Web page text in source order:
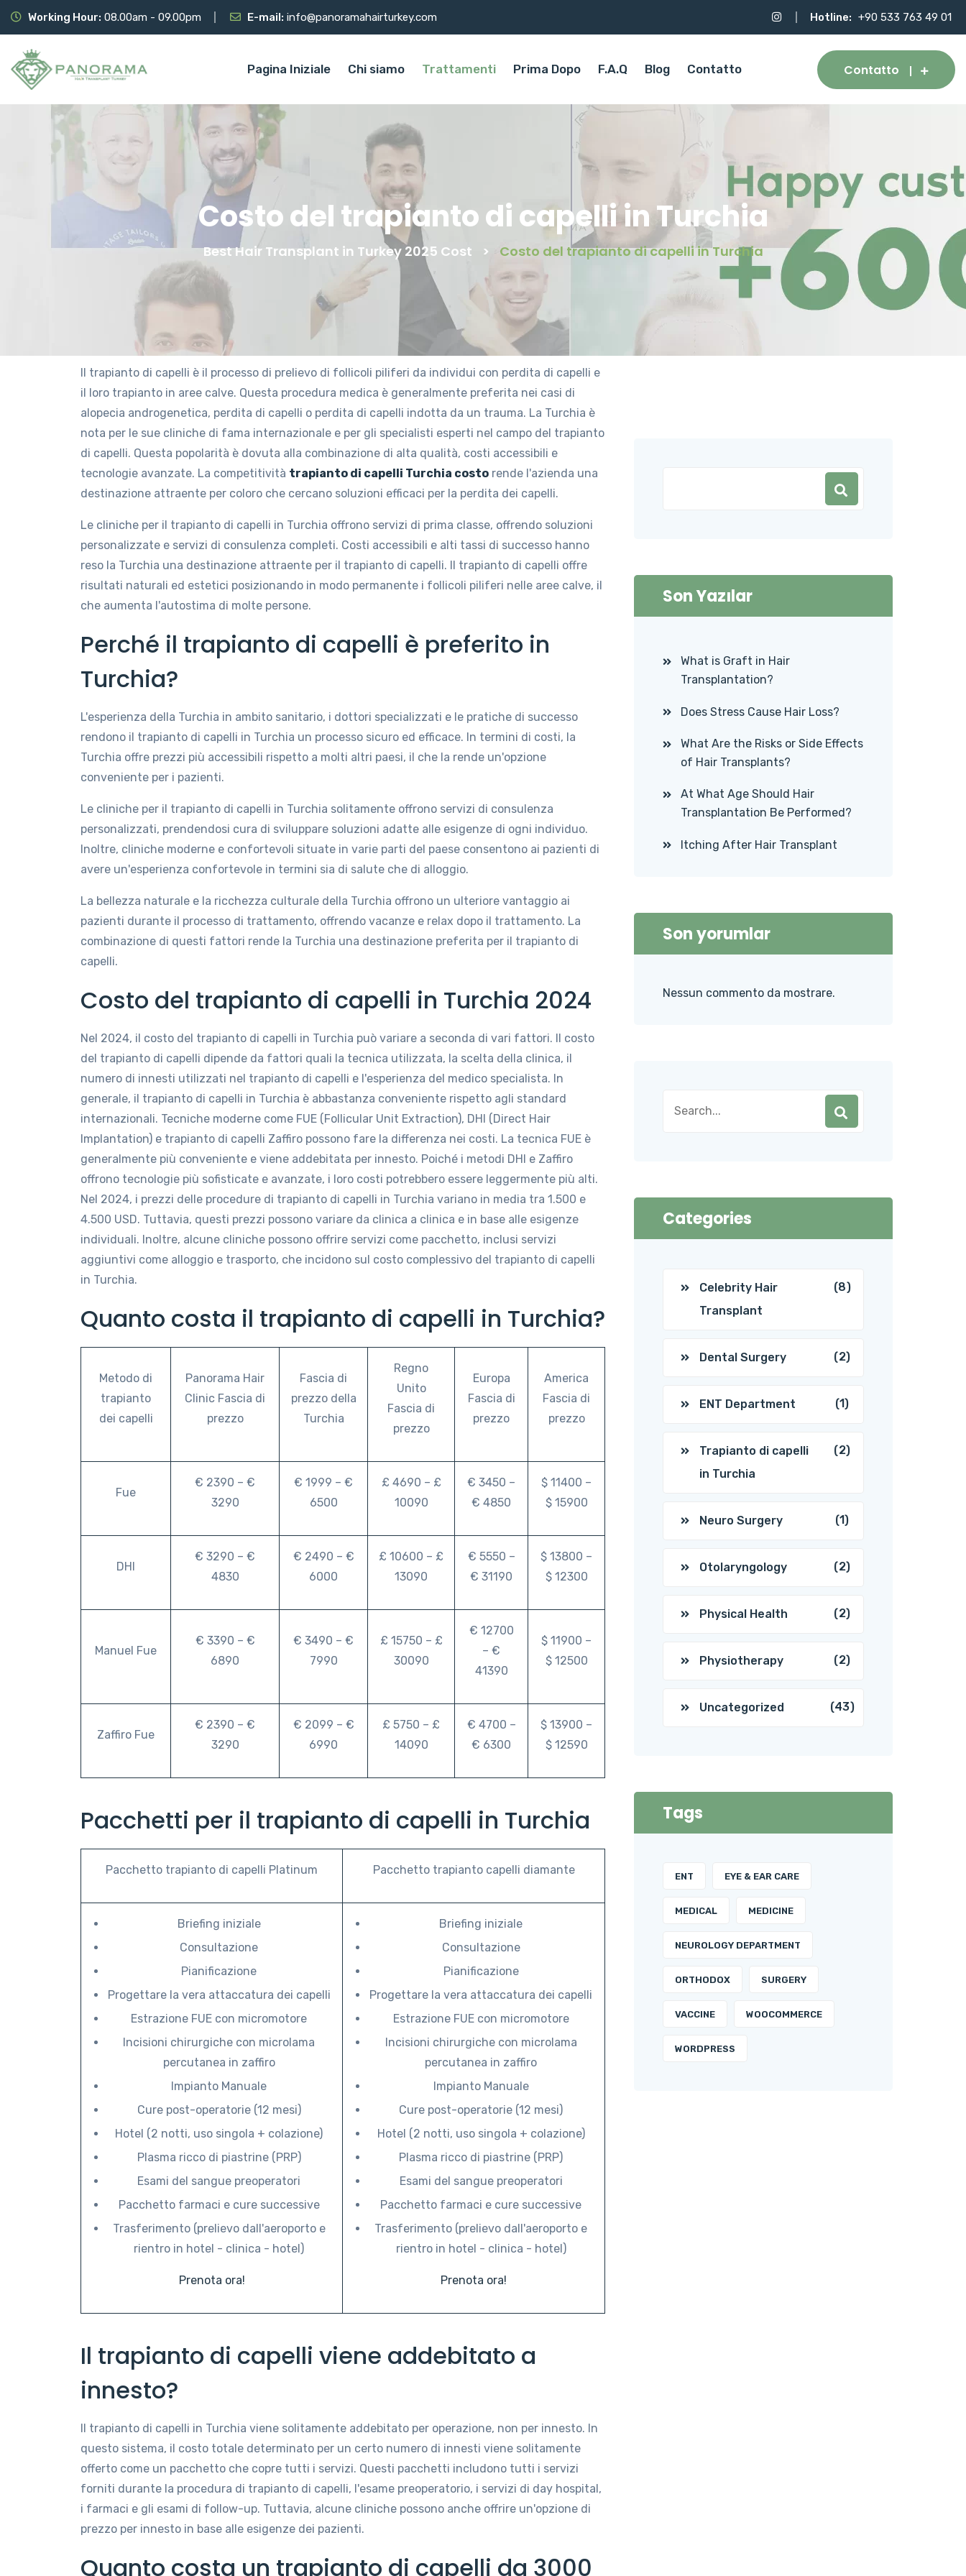
Working Hour: 08.00am - 09.00pm E-mail: info@panoramahairturkey.com Hotline: +90 533 763 49 01
Pagina Iniziale Chi siamo Trattamenti Prima Dopo F.A.Q Blog Contatto Contatto
Costo del trapianto di capelli in Turchia
Best Hair Transplant in Turkey 2025 Cost > Costo del trapianto di capelli in Turchia
Il trapianto di capelli è il processo di prelievo di follicoli piliferi da individui con perdita di capelli e
il loro trapianto in aree calve. Questa procedura medica è generalmente preferita nei casi di
alopecia androgenetica, perdita di capelli o perdita di capelli indotta da un trauma. La Turchia è
nota per le sue cliniche di fama internazionale e per gli specialisti esperti nel campo del trapianto
di capelli. Questa popolarità è dovuta alla combinazione di alta qualità, costi accessibili e
tecnologie avanzate. La competitività trapianto di capelli Turchia costo rende l'azienda una
destinazione attraente per coloro che cercano soluzioni efficaci per la perdita dei capelli.
Le cliniche per il trapianto di capelli in Turchia offrono servizi di prima classe, offrendo soluzioni
personalizzate e servizi di consulenza completi. Costi accessibili e alti tassi di successo hanno
reso la Turchia una destinazione attraente per il trapianto di capelli. Il trapianto di capelli offre
risultati naturali ed estetici posizionando in modo permanente i follicoli piliferi nelle aree calve, il
che aumenta l'autostima di molte persone.
Perché il trapianto di capelli è preferito in
Turchia?
L'esperienza della Turchia in ambito sanitario, i dottori specializzati e le pratiche di successo
rendono il trapianto di capelli in Turchia un processo sicuro ed efficace. In termini di costi, la
Turchia offre prezzi più accessibili rispetto a molti altri paesi, il che la rende un'opzione
conveniente per i pazienti.
Le cliniche per il trapianto di capelli in Turchia solitamente offrono servizi di consulenza
personalizzati, prendendosi cura di sviluppare soluzioni adatte alle esigenze di ogni individuo.
Inoltre, cliniche moderne e confortevoli situate in varie parti del paese consentono ai pazienti di
avere un'esperienza confortevole in termini sia di salute che di alloggio.
La bellezza naturale e la ricchezza culturale della Turchia offrono un ulteriore vantaggio ai
pazienti durante il processo di trattamento, offrendo vacanze e relax dopo il trattamento. La
combinazione di questi fattori rende la Turchia una destinazione preferita per il trapianto di
capelli.
Costo del trapianto di capelli in Turchia 2024
Nel 2024, il costo del trapianto di capelli in Turchia può variare a seconda di vari fattori. Il costo
del trapianto di capelli dipende da fattori quali la tecnica utilizzata, la scelta della clinica, il
numero di innesti utilizzati nel trapianto di capelli e l'esperienza del medico specialista. In
generale, il trapianto di capelli in Turchia è abbastanza conveniente rispetto agli standard
internazionali. Tecniche moderne come FUE (Follicular Unit Extraction), DHI (Direct Hair
Implantation) e trapianto di capelli Zaffiro possono fare la differenza nei costi. La tecnica FUE è
generalmente più conveniente e viene addebitata per innesto. Poiché i metodi DHI e Zaffiro
offrono tecnologie più sofisticate e avanzate, i loro costi potrebbero essere leggermente più alti.
Nel 2024, i prezzi delle procedure di trapianto di capelli in Turchia variano in media tra 1.500 e
4.500 USD. Tuttavia, questi prezzi possono variare da clinica a clinica e in base alle esigenze
individuali. Inoltre, alcune cliniche possono offrire servizi come pacchetto, inclusi servizi
aggiuntivi come alloggio e trasporto, che incidono sul costo complessivo del trapianto di capelli
in Turchia.
Quanto costa il trapianto di capelli in Turchia?
Metodo di
trapianto
dei capelli
Panorama Hair
Clinic Fascia di
prezzo
Fascia di
prezzo della
Turchia
Regno
Unito
Fascia di
prezzo
Europa
Fascia di
prezzo
America
Fascia di
prezzo
Fue
€ 2390 – €
3290
€ 1999 – €
6500
£ 4690 – £
10090
€ 3450 –
€ 4850
$ 11400 –
$ 15900
DHI
€ 3290 – €
4830
€ 2490 – €
6000
£ 10600 – £
13090
€ 5550 –
€ 31190
$ 13800 –
$ 12300
Manuel Fue
€ 3390 – €
6890
€ 3490 – €
7990
£ 15750 – £
30090
€ 12700
– €
41390
$ 11900 –
$ 12500
Zaffiro Fue
€ 2390 – €
3290
€ 2099 – €
6990
£ 5750 – £
14090
€ 4700 –
€ 6300
$ 13900 –
$ 12590
Pacchetti per il trapianto di capelli in Turchia
Pacchetto trapianto di capelli Platinum Pacchetto trapianto capelli diamante
Briefing iniziale
Consultazione
Pianificazione
Progettare la vera attaccatura dei capelli
Estrazione FUE con micromotore
Incisioni chirurgiche con microlama
percutanea in zaffiro
Impianto Manuale
Cure post-operatorie (12 mesi)
Hotel (2 notti, uso singola + colazione)
Plasma ricco di piastrine (PRP)
Esami del sangue preoperatori
Pacchetto farmaci e cure successive
Trasferimento (prelievo dall'aeroporto e
rientro in hotel - clinica - hotel)
Prenota ora!
Briefing iniziale
Consultazione
Pianificazione
Progettare la vera attaccatura dei capelli
Estrazione FUE con micromotore
Incisioni chirurgiche con microlama
percutanea in zaffiro
Impianto Manuale
Cure post-operatorie (12 mesi)
Hotel (2 notti, uso singola + colazione)
Plasma ricco di piastrine (PRP)
Esami del sangue preoperatori
Pacchetto farmaci e cure successive
Trasferimento (prelievo dall'aeroporto e
rientro in hotel - clinica - hotel)
Prenota ora!
Il trapianto di capelli viene addebitato a
innesto?
Il trapianto di capelli in Turchia viene solitamente addebitato per operazione, non per innesto. In
questo sistema, il costo totale determinato per un certo numero di innesti viene solitamente
offerto come un pacchetto che copre tutti i servizi. Questi pacchetti includono tutti i servizi
forniti durante la procedura di trapianto di capelli, l'esame preoperatorio, i servizi di day hospital,
i farmaci e gli esami di follow-up. Tuttavia, alcune cliniche possono anche offrire un'opzione di
prezzo per innesto in base alle esigenze dei pazienti.
Quanto costa un trapianto di capelli da 3000
Son Yazılar
What is Graft in Hair
Transplantation?
Does Stress Cause Hair Loss?
What Are the Risks or Side Effects
of Hair Transplants?
At What Age Should Hair
Transplantation Be Performed?
Itching After Hair Transplant
Son yorumlar
Nessun commento da mostrare.
Categories
Celebrity Hair
Transplant
(8)
Dental Surgery (2)
ENT Department (1)
Trapianto di capelli
in Turchia
(2)
Neuro Surgery (1)
Otolaryngology (2)
Physical Health (2)
Physiotherapy (2)
Uncategorized (43)
Tags
ENT EYE & EAR CARE
MEDICAL MEDICINE
NEUROLOGY DEPARTMENT
ORTHODOX SURGERY
VACCINE WOOCOMMERCE
WORDPRESS